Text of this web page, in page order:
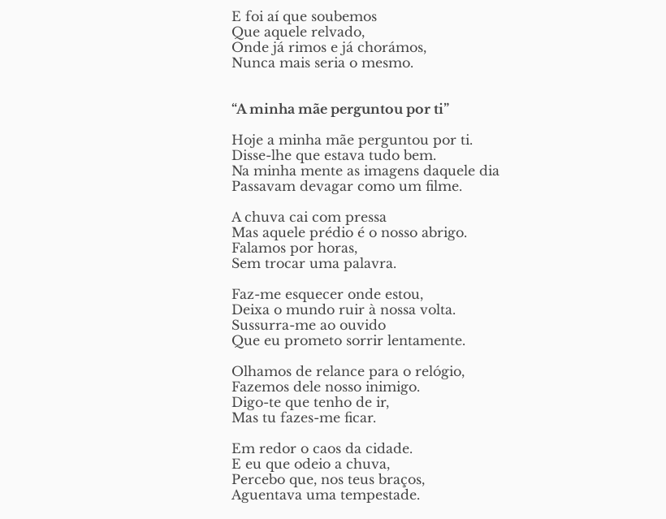
E foi aí que soubemos
Que aquele relvado,
Onde já rimos e já chorámos,
Nunca mais seria o mesmo.
“A minha mãe perguntou por ti”
Hoje a minha mãe perguntou por ti.
Disse-lhe que estava tudo bem.
Na minha mente as imagens daquele dia
Passavam devagar como um filme.
A chuva cai com pressa
Mas aquele prédio é o nosso abrigo.
Falamos por horas,
Sem trocar uma palavra.
Faz-me esquecer onde estou,
Deixa o mundo ruir à nossa volta.
Sussurra-me ao ouvido
Que eu prometo sorrir lentamente.
Olhamos de relance para o relógio,
Fazemos dele nosso inimigo.
Digo-te que tenho de ir,
Mas tu fazes-me ficar.
Em redor o caos da cidade.
E eu que odeio a chuva,
Percebo que, nos teus braços,
Aguentava uma tempestade.